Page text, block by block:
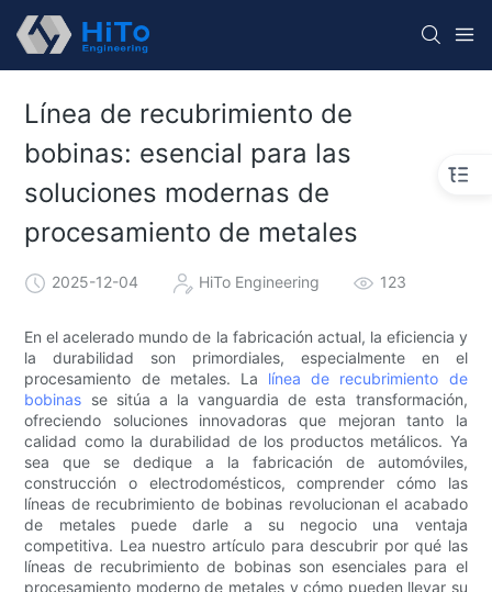
Línea de recubrimiento de
bobinas: esencial para las
soluciones modernas de
procesamiento de metales
2025-12-04 HiTo Engineering 123
En el acelerado mundo de la fabricación actual, la eficiencia y
la durabilidad son primordiales, especialmente en el
procesamiento de metales. La línea de recubrimiento de
bobinas se sitúa a la vanguardia de esta transformación,
ofreciendo soluciones innovadoras que mejoran tanto la
calidad como la durabilidad de los productos metálicos. Ya
sea que se dedique a la fabricación de automóviles,
construcción o electrodomésticos, comprender cómo las
líneas de recubrimiento de bobinas revolucionan el acabado
de metales puede darle a su negocio una ventaja
competitiva. Lea nuestro artículo para descubrir por qué las
líneas de recubrimiento de bobinas son esenciales para el
procesamiento moderno de metales y cómo pueden llevar su